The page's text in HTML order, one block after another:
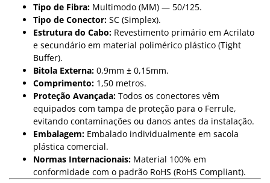
Tipo de Fibra: Multimodo (MM) — 50/125.
Tipo de Conector: SC (Simplex).
Estrutura do Cabo: Revestimento primário em Acrilato
e secundário em material polimérico plástico (Tight
Buffer).
Bitola Externa: 0,9mm ± 0,15mm.
Comprimento: 1,50 metros.
Proteção Avançada: Todos os conectores vêm
equipados com tampa de proteção para o Ferrule,
evitando contaminações ou danos antes da instalação.
Embalagem: Embalado individualmente em sacola
plástica comercial.
Normas Internacionais: Material 100% em
conformidade com o padrão RoHS (RoHS Compliant).